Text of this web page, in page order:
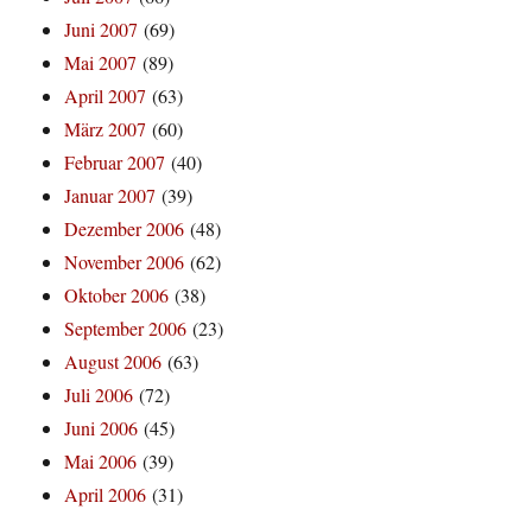
Juni 2007 (69)
Mai 2007 (89)
April 2007 (63)
März 2007 (60)
Februar 2007 (40)
Januar 2007 (39)
Dezember 2006 (48)
November 2006 (62)
Oktober 2006 (38)
September 2006 (23)
August 2006 (63)
Juli 2006 (72)
Juni 2006 (45)
Mai 2006 (39)
April 2006 (31)